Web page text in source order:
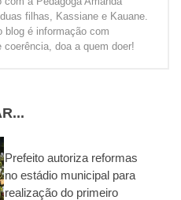
filhas, Kassiane e Kauane.
blog é informação com
coerência, doa a quem doer!
Prefeito autoriza reformas
no estádio municipal para
realização do primeiro